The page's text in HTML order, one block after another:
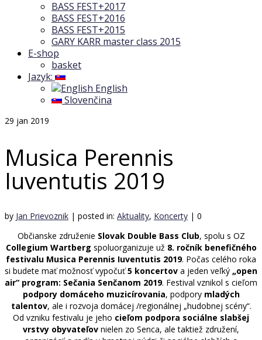
BASS FEST+2017
BASS FEST+2016
BASS FEST+2015
GARY KARR master class 2015
E-shop
basket
Jazyk:
English
Slovenčina
29 jan 2019
Musica Perennis
Iuventutis 2019
by Jan Prievoznik | posted in: Aktuality, Koncerty | 0
Občianske združenie Slovak Double Bass Club, spolu s OZ
Collegium Wartberg spoluorganizuje už 8. ročník benefičného
festivalu Musica Perennis Iuventutis 2019. Počas celého roka
si budete mať možnosť vypočuť5 koncertov a jeden veľký „open
air“ program: Sečania Senčanom 2019. Festival vznikol s cieľom
podpory domáceho muzicírovania, podpory mladých
talentov, ale i rozvoja domácej /regionálnej „hudobnej scény“.
Od vzniku festivalu je jeho cieľom podpora sociálne slabšej
vrstvy obyvateľov nielen zo Senca, ale taktiež združení,